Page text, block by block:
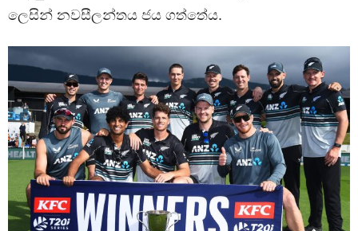
ලෙසින් නවසීලන්තය ජය ගත්තේය.